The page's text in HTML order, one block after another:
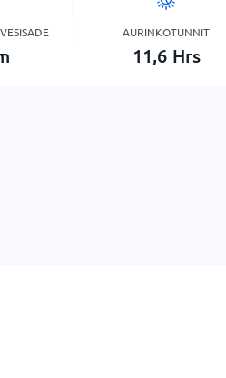
AURINKOTUNNIT
11,6 Hrs